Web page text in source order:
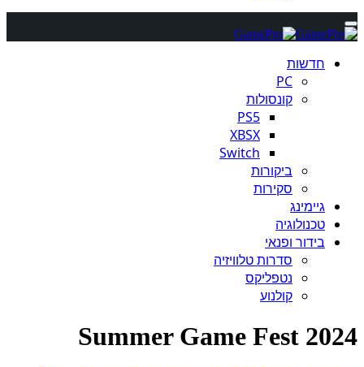
חדשות
PC
קונסולות
PS5
XBSX
Switch
ביקורות
סקירות
גיימינג
טכנולוגיה
בידור ופנאי
סדרות טלוויזיה
נטפליקס
קולנוע
Summer Game Fest 2024